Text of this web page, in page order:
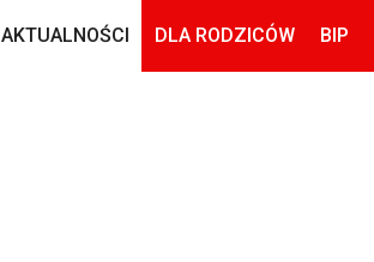
AKTUALNOŚCI DLA RODZICÓW BIP